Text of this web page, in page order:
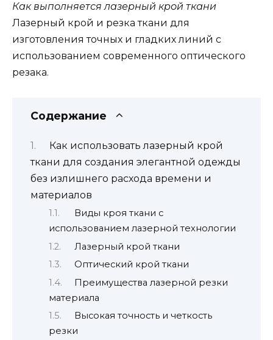
Как выполняется лазерный крой ткани
Лазерный крой и резка ткани для
изготовления точных и гладких линий с
использованием современного оптического
резака.
Содержание
Как использовать лазерный крой
ткани для создания элегантной одежды
без излишнего расхода времени и
материалов
Виды кроя ткани с
использованием лазерной технологии
Лазерный крой ткани
Оптический крой ткани
Преимущества лазерной резки
материала
Высокая точность и четкость
резки